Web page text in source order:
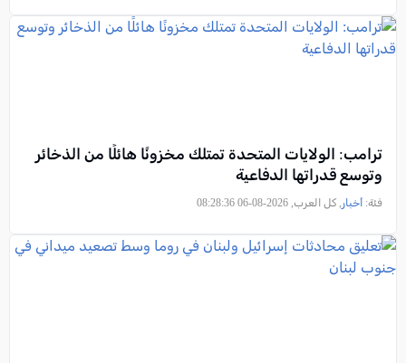
ترامب: الولايات المتحدة تمتلك مخزونًا هائلًا من الذخائر
وتوسع قدراتها الدفاعية
فئة: أخبار , كل العرب, 2026-08-06 08:28:36